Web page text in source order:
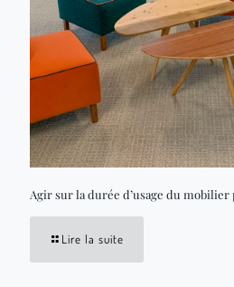
Agir sur la durée d’usage du
Lire la suite